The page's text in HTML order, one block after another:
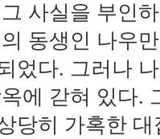
사실을 부인
동생인 나우
었다. 그러나
에 갇혀 있다.
당히 가혹한